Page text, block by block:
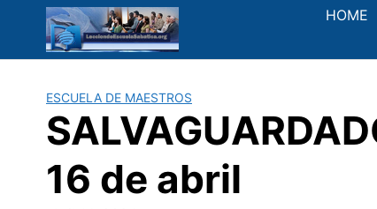
contenido
HOME
ESCUELA DE MAESTROS
16 de abril